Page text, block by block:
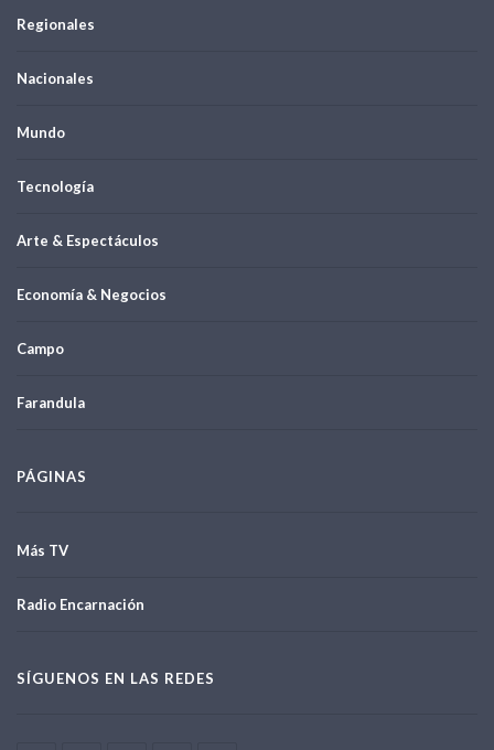
Regionales
Nacionales
Mundo
Tecnología
Arte & Espectáculos
Economía & Negocios
Campo
Farandula
PÁGINAS
Más TV
Radio Encarnación
SÍGUENOS EN LAS REDES